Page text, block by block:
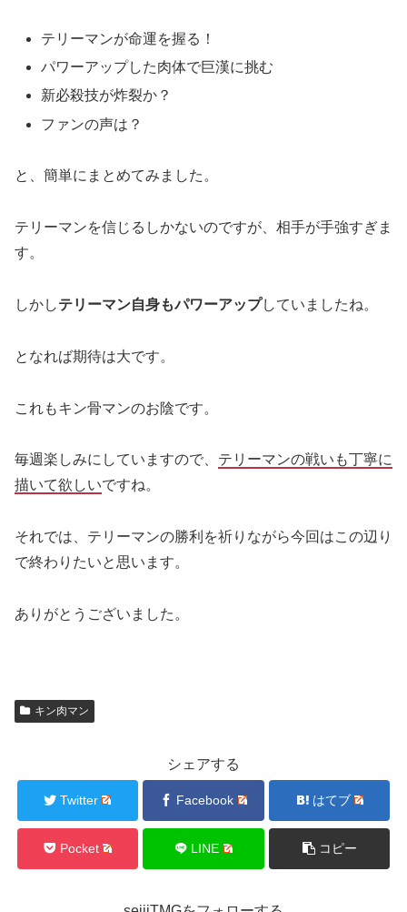
テリーマンが命運を握る！
パワーアップした肉体で巨漢に挑む
新必殺技が炸裂か？
ファンの声は？
と、簡単にまとめてみました。
テリーマンを信じるしかないのですが、相手が手強すぎま
す。
しかしテリーマン自身もパワーアップしていましたね。
となれば期待は大です。
これもキン骨マンのお陰です。
毎週楽しみにしていますので、 テリーマンの戦いも丁寧に
描いて欲しいですね。
それでは、テリーマンの勝利を祈りながら今回はこの辺り
で終わりたいと思います。
ありがとうございました。
キン肉マン
シェアする
Twitter Facebook はてブ
Pocket LINE コピー